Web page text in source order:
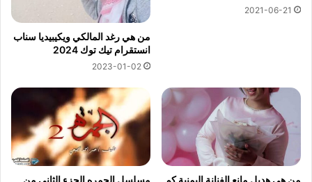
2021-06-21
من هي رغد المالكي ويكيبيديا سناب
انستقرام تيك توك 2024
2023-01-02
من هي هديل مانع الفنانة اليمنية كم
مسلسل الجمره الجزء الثاني من